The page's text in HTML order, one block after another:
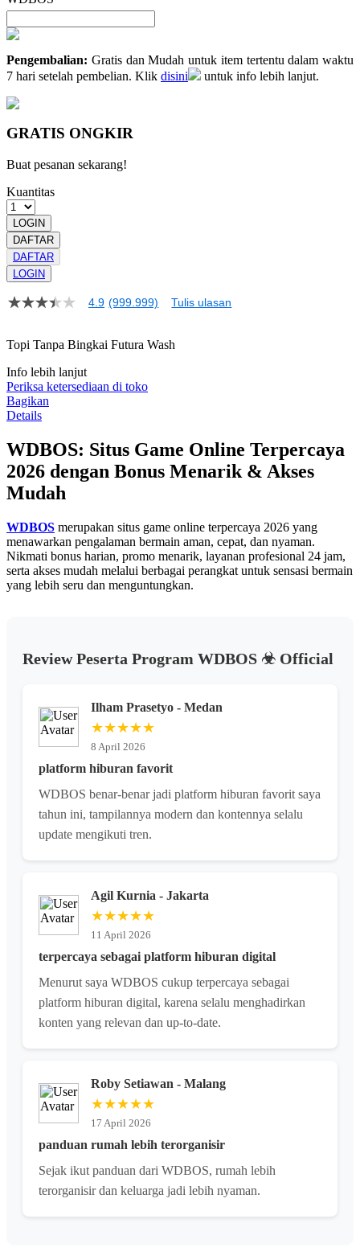
Pengembalian: Gratis dan Mudah untuk item tertentu dalam waktu
7 hari setelah pembelian. Klik disini untuk info lebih lanjut.
GRATIS ONGKIR
Buat pesanan sekarang!
Kuantitas
LOGIN
DAFTAR
DAFTAR
LOGIN
4.9
bintang,
rating
rata-
rata.
Read
13
Tautan
halaman
yang
sama.
4.9 (999.999) Tulis ulasan
Topi Tanpa Bingkai Futura Wash
Info lebih lanjut
Periksa ketersediaan di toko
Bagikan
Details
WDBOS: Situs Game Online Terpercaya
2026 dengan Bonus Menarik & Akses
Mudah
WDBOS merupakan situs game online terpercaya 2026 yang
menawarkan pengalaman bermain aman, cepat, dan nyaman.
Nikmati bonus harian, promo menarik, layanan profesional 24 jam,
serta akses mudah melalui berbagai perangkat untuk sensasi bermain
yang lebih seru dan menguntungkan.
Review Peserta Program WDBOS ☣︎ Official
Ilham Prasetyo - Medan
★★★★★
8 April 2026
platform hiburan favorit
WDBOS benar-benar jadi platform hiburan favorit saya
tahun ini, tampilannya modern dan kontennya selalu
update mengikuti tren.
Agil Kurnia - Jakarta
★★★★★
11 April 2026
terpercaya sebagai platform hiburan digital
Menurut saya WDBOS cukup terpercaya sebagai
platform hiburan digital, karena selalu menghadirkan
konten yang relevan dan up-to-date.
Roby Setiawan - Malang
★★★★★
17 April 2026
panduan rumah lebih terorganisir
Sejak ikut panduan dari WDBOS, rumah lebih
terorganisir dan keluarga jadi lebih nyaman.